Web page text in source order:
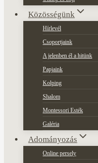
Közösségünk
Hírlevél
Csoportjaink
A jelenben él a hitünk
Papjaink
Kolping
Shalom
Montessori Esték
Galéria
Adományozás
Online persely